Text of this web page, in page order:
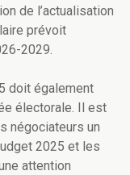
de l’actualisation
prévoit
2029.
doit également
électorale. Il est
négociateurs un
2025 et les
attention